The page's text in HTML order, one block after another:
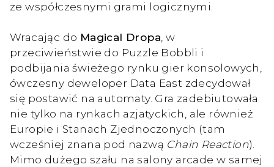
ze współczesnymi grami logicznymi.
Wracając do Magical Dropa , w
przeciwieństwie do Puzzle Bobbli i
podbijania świeżego rynku gier konsolowych,
ówczesny deweloper Data East zdecydował
się postawić na automaty. Gra zadebiutowała
nie tylko na rynkach azjatyckich, ale również
Europie i Stanach Zjednoczonych (tam
wcześniej znana pod nazwą Chain Reaction).
Mimo dużego szału na salony arcade w samej